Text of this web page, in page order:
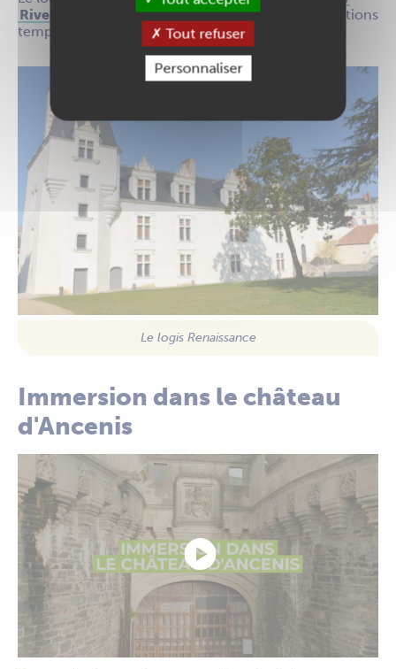
Rives de Loire
au rez-de-chaussée, et des expositions
temporaires aux 1er et 2nd étages durant l’été.
Le logis Renaissance
Immersion dans le château
d'Ancenis
Tout refuser
Personnaliser